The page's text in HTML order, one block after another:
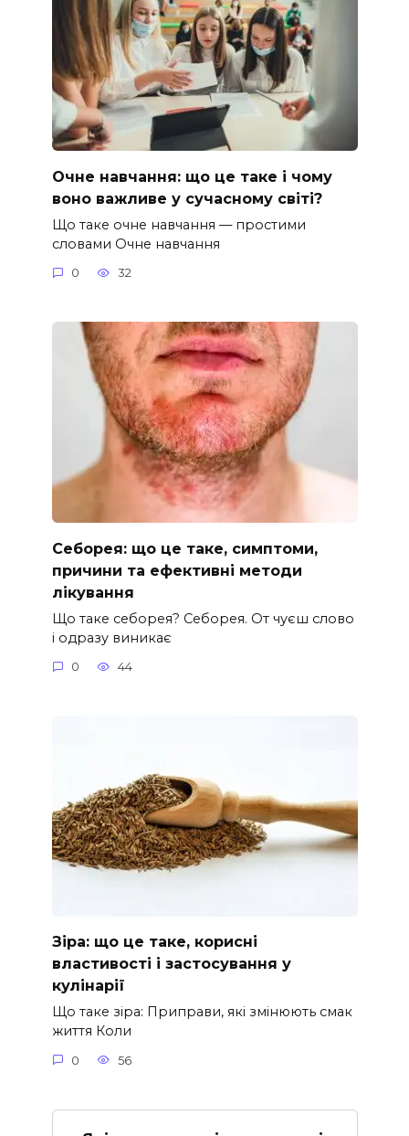
Очне навчання: що це таке і чому
воно важливе у сучасному світі?
Що таке очне навчання — простими
словами Очне навчання
0 32
Себорея: що це таке, симптоми,
причини та ефективні методи
лікування
Що таке себорея? Себорея. От чуєш слово
і одразу виникає
0 44
Зіра: що це таке, корисні
властивості і застосування у
кулінарії
Що таке зіра: Приправи, які змінюють смак
життя Коли
0 56